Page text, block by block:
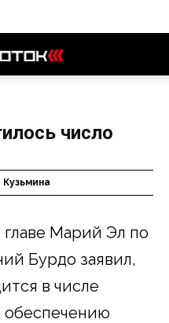
число
Марий Эл по
Бурдо заявил,
в числе
обеспечению